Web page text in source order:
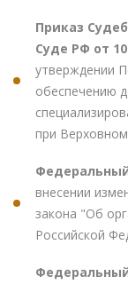
Приказ
Суде РФ от
утверждении
обеспечению
при
Федеральный
внесении
закона "Об
Российской
Федеральный